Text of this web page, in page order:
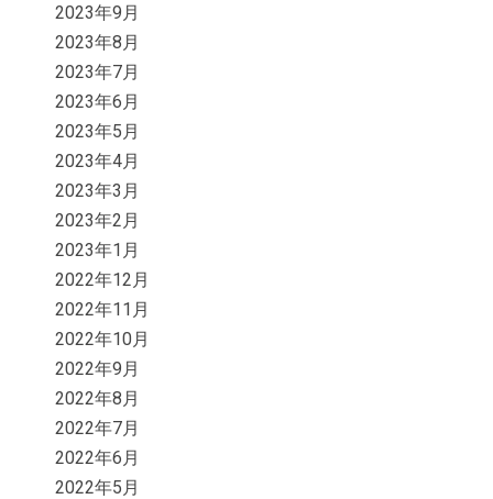
2023年9月
2023年8月
2023年7月
2023年6月
2023年5月
2023年4月
2023年3月
2023年2月
2023年1月
2022年12月
2022年11月
2022年10月
2022年9月
2022年8月
2022年7月
2022年6月
2022年5月